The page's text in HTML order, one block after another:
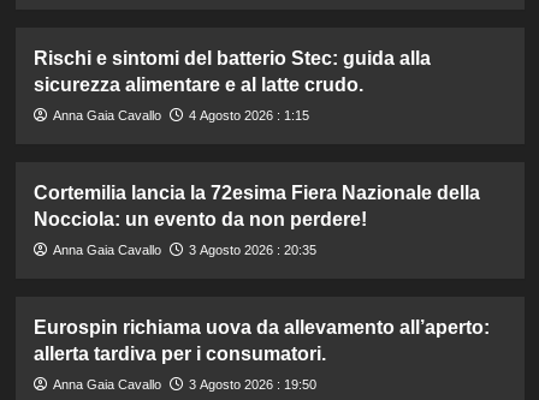
Rischi e sintomi del batterio Stec: guida alla
sicurezza alimentare e al latte crudo.
Anna Gaia Cavallo 4 Agosto 2026 : 1:15
Cortemilia lancia la 72esima Fiera Nazionale della
Nocciola: un evento da non perdere!
Anna Gaia Cavallo 3 Agosto 2026 : 20:35
Eurospin richiama uova da allevamento all’aperto:
allerta tardiva per i consumatori.
Anna Gaia Cavallo 3 Agosto 2026 : 19:50